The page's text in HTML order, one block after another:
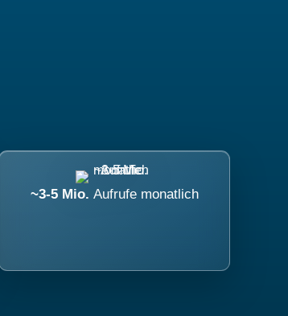
~3-5 Mio. Aufrufe monatlich